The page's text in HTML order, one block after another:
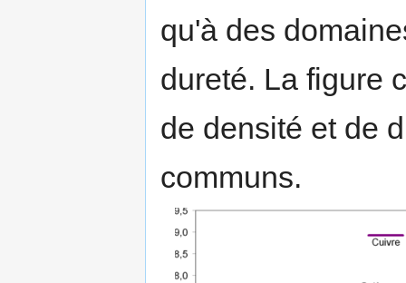
qu'à des
dureté. La figure
de densité et de
communs.